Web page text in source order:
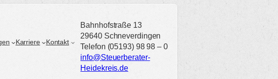
Karriere
Kontakt
Bahnhofstraße 13
29640 Schneverdingen
Telefon (05193) 98 98 – 0
info@Steuerberater-
Heidekreis.de